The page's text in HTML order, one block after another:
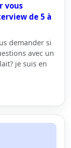
vous
de 5 à
demander si
avec un
je suis en